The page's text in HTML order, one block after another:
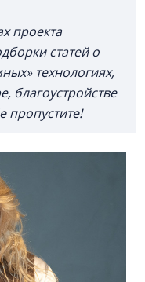
проекта
статей о
технологиях,
благоустройстве
пропустите!